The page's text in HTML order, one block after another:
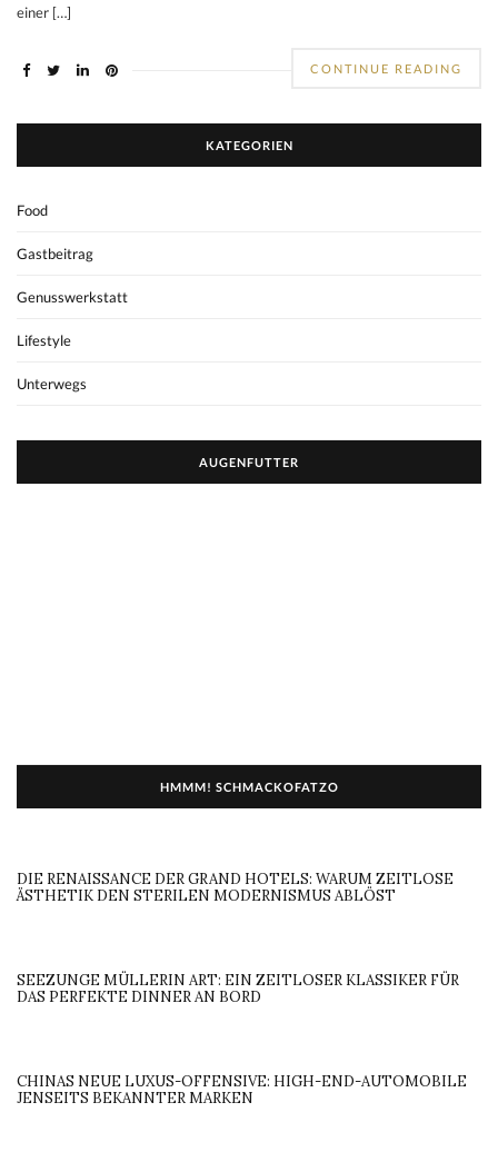
einer […]
CONTINUE READING
KATEGORIEN
Food
Gastbeitrag
Genusswerkstatt
Lifestyle
Unterwegs
AUGENFUTTER
HMMM! SCHMACKOFATZO
DIE RENAISSANCE DER GRAND HOTELS: WARUM ZEITLOSE
ÄSTHETIK DEN STERILEN MODERNISMUS ABLÖST
SEEZUNGE MÜLLERIN ART: EIN ZEITLOSER KLASSIKER FÜR
DAS PERFEKTE DINNER AN BORD
CHINAS NEUE LUXUS-OFFENSIVE: HIGH-END-AUTOMOBILE
JENSEITS BEKANNTER MARKEN